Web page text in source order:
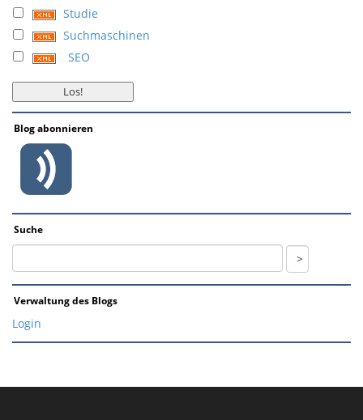
Studie
Suchmaschinen
SEO
Blog abonnieren
Suche
Verwaltung des Blogs
Login